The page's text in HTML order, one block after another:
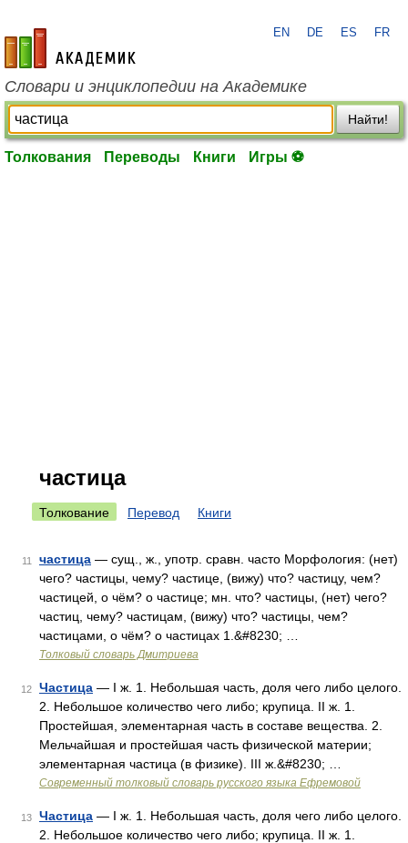
academic.ru
EN DE ES FR
Словари и энциклопедии на Академике
Найти!
Толкования Переводы Книги Игры ⚽
частица
Толкование Перевод Книги
11 частица — сущ., ж., употр. сравн. часто Морфология: (нет)
чего? частицы, чему? частице, (вижу) что? частицу, чем?
частицей, о чём? о частице; мн. что? частицы, (нет) чего?
частиц, чему? частицам, (вижу) что? частицы, чем?
частицами, о чём? о частицах 1.&#8230; …
Толковый словарь Дмитриева
12 Частица — I ж. 1. Небольшая часть, доля чего либо целого.
2. Небольшое количество чего либо; крупица. II ж. 1.
Простейшая, элементарная часть в составе вещества. 2.
Мельчайшая и простейшая часть физической материи;
элементарная частица (в физике). III ж.&#8230; …
Современный толковый словарь русского языка Ефремовой
13 Частица — I ж. 1. Небольшая часть, доля чего либо целого.
2. Небольшое количество чего либо; крупица. II ж. 1.